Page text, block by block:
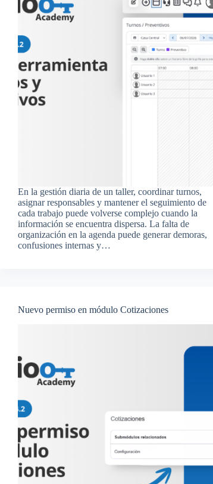
En la gestión diaria de un taller, coordinar turnos,
asignar responsables y mantener el seguimiento de
cada trabajo puede volverse complejo cuando la
información se encuentra dispersa. La falta de
organización en la agenda puede generar demoras,
confusiones internas y…
Nuevo permiso en módulo Cotizaciones